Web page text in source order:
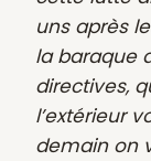
uns après
la baraque
directives,
l’extérieur
demain on